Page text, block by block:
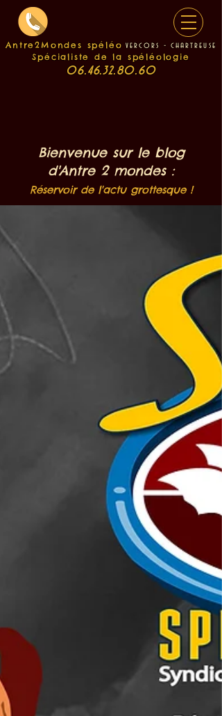
Antre2Mondes spéléo vercors - chartreuse
Spécialiste de la spéléologie
06.46.32.80.60
Bienvenue sur le blog
d'Antre 2 mondes :
Réservoir de l'actu grottesque !